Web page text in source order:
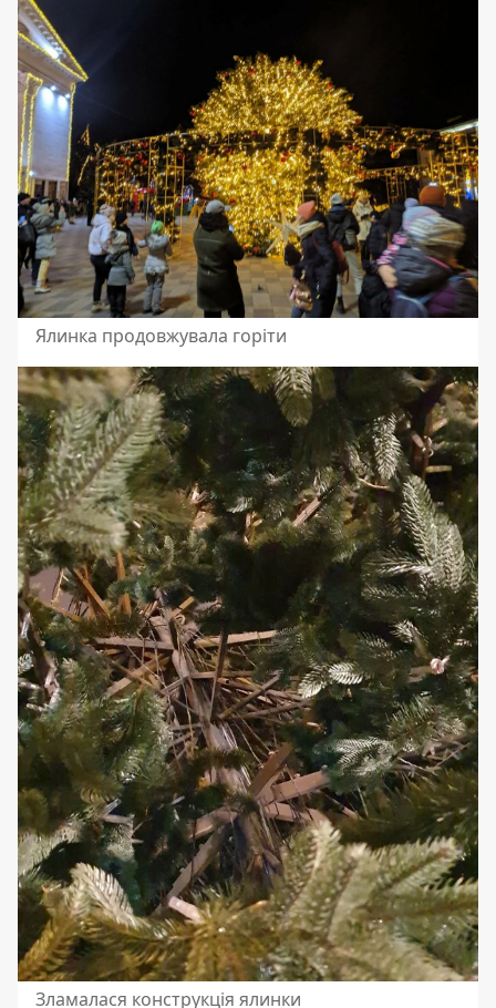
Ялинка продовжувала горіти
Зламалася конструкція ялинки